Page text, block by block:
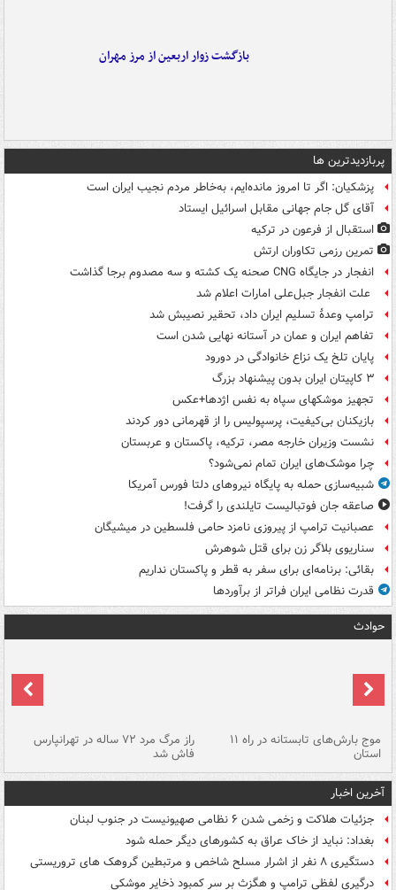
بازگشت زوار اربعین از مرز مهران
پربازدیدترین ها
پزشکیان: اگر تا امروز مانده‌ایم، به‌خاطر مردم نجیب ایران است
آقای گل جام جهانی مقابل اسرائیل ایستاد
استقبال از فرعون در ترکیه
تمرین رزمی تکاوران ارتش
انفجار در جایگاه CNG صحنه یک کشته و سه مصدوم برجا گذاشت
علت انفجار جبل‌علی امارات اعلام شد
ترامپ وعدۀ تسلیم ایران داد، تحقیر نصیبش شد
تفاهم ایران و عمان در آستانه نهایی شدن است
پایان تلخ یک نزاع خانوادگی در دورود
۳ کاپیتان ایران بدون پیشنهاد بزرگ
تجهیز موشکهای سپاه به نفس اژدها+عکس
بازیکنان بی‌کیفیت، پرسپولیس را از قهرمانی دور کردند
نشست وزیران خارجه مصر، ترکیه، پاکستان و عربستان
چرا موشک‌های ایران تمام نمی‌شود؟
شبیه‌سازی حمله به پایگاه نیروهای دلتا فورس آمریکا
صاعقه جان فوتبالیست تایلندی را گرفت!
عصبانیت ترامپ از پیروزی نامزد حامی فلسطین در میشیگان
سناریوی بلاگر زن برای قتل شوهرش
بقائی: برنامه‌ای برای سفر به قطر و پاکستان نداریم
قدرت نظامی ایران فراتر از برآوردها
حوادث
موج بارش‌های تابستانه در راه ۱۱
استان
راز مرگ مرد ۷۲ ساله در تهرانپارس
فاش شد
آخرین اخبار
جزئیات هلاکت و زخمی شدن ۶ نظامی صهیونیست در جنوب لبنان
بغداد: نباید از خاک عراق به کشورهای دیگر حمله شود
دستگیری ۸ نفر از اشرار مسلح شاخص و مرتبطین گروهک های تروریستی
درگیری لفظی ترامپ و هگزث بر سر کمبود ذخایر موشکی